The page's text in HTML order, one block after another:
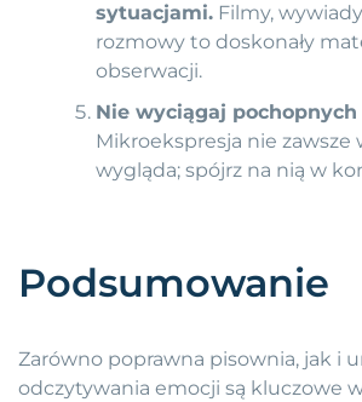
sytuacjami. Filmy,
rozmowy to doskonały
obserwacji.
Nie wyciągaj
Mikroekspresja nie zawsze
wygląda; spójrz na nią w
Podsumowanie
Zarówno poprawna pisownia, jak i
odczytywania emocji są kluczowe